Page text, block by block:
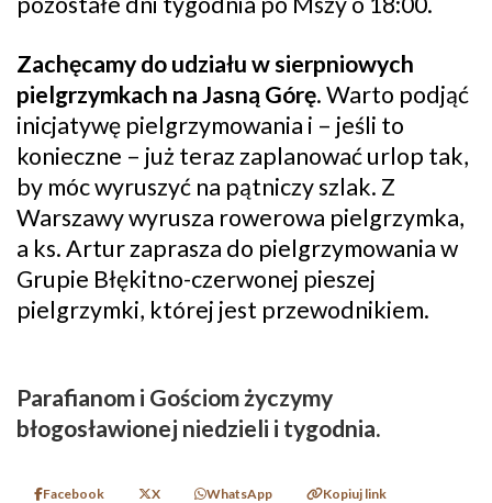
Zachęcamy do udziału w sierpniowych
pielgrzymkach na Jasną Górę. Warto podjąć
inicjatywę pielgrzymowania i – jeśli to
konieczne – już teraz zaplanować urlop tak,
by móc wyruszyć na pątniczy szlak. Z
Warszawy wyrusza rowerowa pielgrzymka,
a ks. Artur zaprasza do pielgrzymowania w
Grupie Błękitno-czerwonej pieszej
pielgrzymki, której jest przewodnikiem.
Parafianom i Gościom życzymy
błogosławionej niedzieli i tygodnia.
Facebook X WhatsApp Kopiuj link